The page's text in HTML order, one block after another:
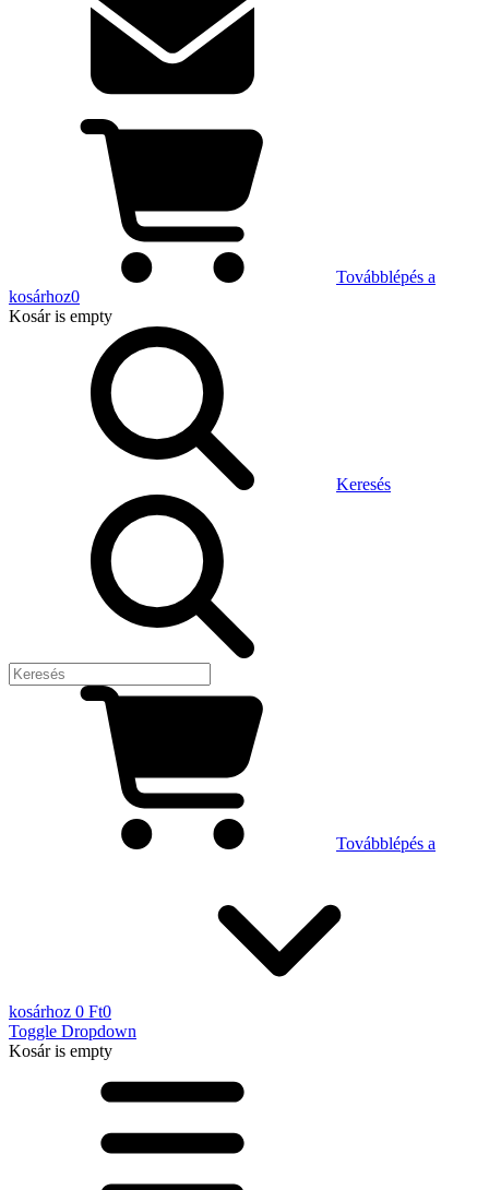
Továbblépés a
kosárhoz0
Kosáris empty
Keresés
Továbblépés a
kosárhoz 0 Ft0
Toggle Dropdown
Kosáris empty